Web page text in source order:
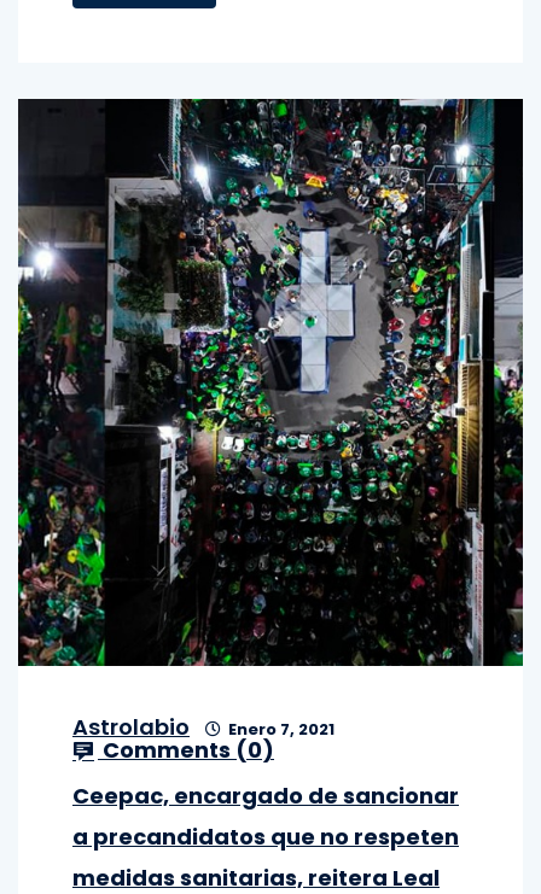
Astrolabio Enero 7, 2021
Comments (0)
Ceepac, encargado de sancionar
a precandidatos que no respeten
medidas sanitarias, reitera Leal